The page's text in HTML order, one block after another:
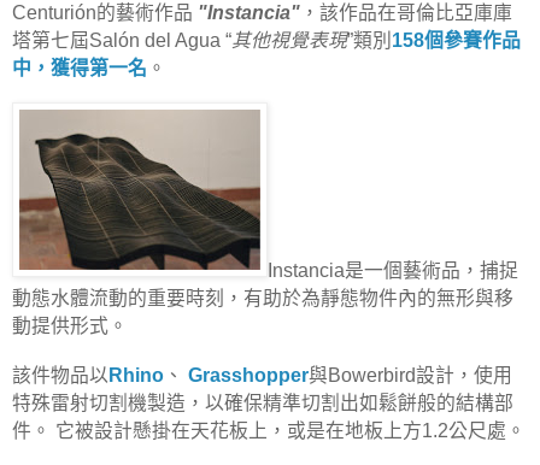
Centurión的藝術作品 "Instancia" ，該作品在哥倫比亞庫庫
塔第七屆Salón del Agua “其他視覺表現”類別 158個參賽作品
中，獲得第一名 。
Instancia是一個藝術品，捕捉
動態水體流動的重要時刻，有助於為靜態物件內的無形與移
動提供形式。
該件物品以 Rhino 、 Grasshopper與Bowerbird設計，使用
特殊雷射切割機製造，以確保精準切割出如鬆餅般的結構部
件。 它被設計懸掛在天花板上，或是在地板上方1.2公尺處。